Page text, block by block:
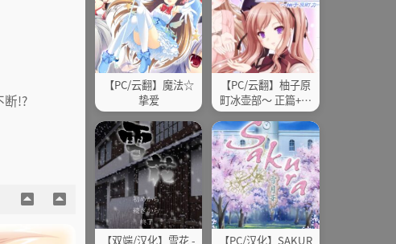
断!?
【PC/云翻】魔法☆
挚爱
【PC/云翻】柚子原
町冰壶部～ 正篇+外
传
【双端/汉化】雪花 -
【PC/汉化】SAKUR